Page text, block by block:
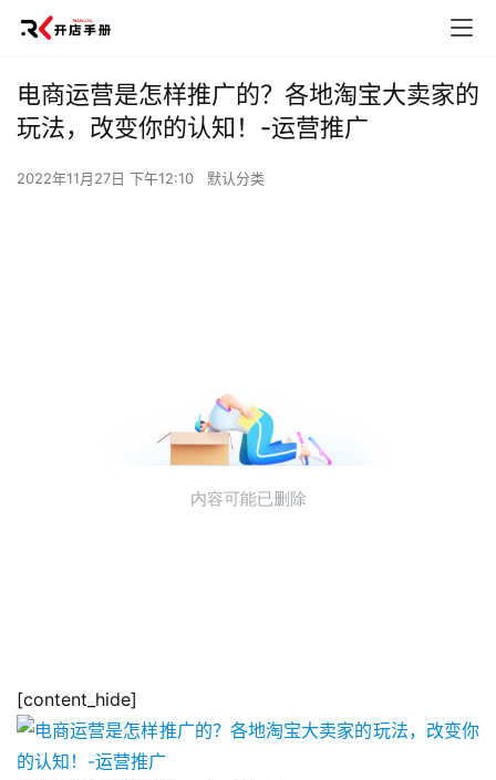
电商运营是怎样推广的？各地淘宝大卖家的
玩法，改变你的认知！-运营推广
2022年11月27日 下午12:10 默认分类
[content_hide]